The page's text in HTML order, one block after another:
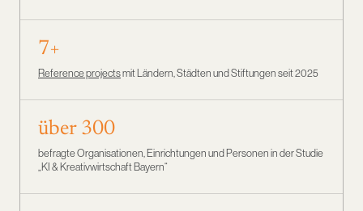
7+
Reference projectsmit Ländern, Städten und Stiftungen seit 2025
über 300
befragte Organisationen, Einrichtungen und Personen in der Studie
„KI & Kreativwirtschaft Bayern“